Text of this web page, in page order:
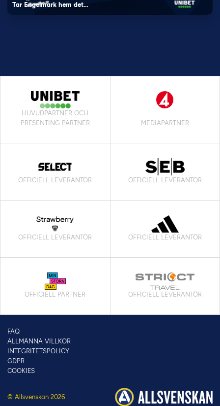
Tar Engelmark hem det…
HUVUDPARTNER OCH
PRESENTING PARTNER
MEDIAPARTNER
OFFICIELL LEVERANTÖR OFFICIELL LEVERANTÖR
OFFICIELL LEVERANTÖR OFFICIELL LEVERANTÖR
OFFICIELL PARTNER OFFICIELL LEVERANTÖR
© Allsvenskan 2026
FAQ
ALLMÄNNA VILLKOR
INTEGRITETSPOLICY
GDPR
COOKIES